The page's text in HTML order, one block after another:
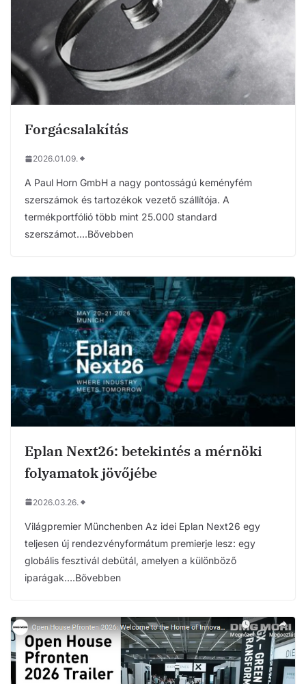
Forgácsalakítás
2026.01.09.
A Paul Horn GmbH a nagy pontosságú keményfém
szerszámok és tartozékok vezető szállítója. A
termékportfólió több mint 25.000 standard
szerszámot….Bővebben
Eplan Next26: betekintés a mérnöki
folyamatok jövőjébe
2026.03.26.
Világpremier Münchenben Az idei Eplan Next26 egy
teljesen új rendezvényformátum premierje lesz: egy
globális fesztivál debütál, amelyen a különböző
iparágak….Bővebben